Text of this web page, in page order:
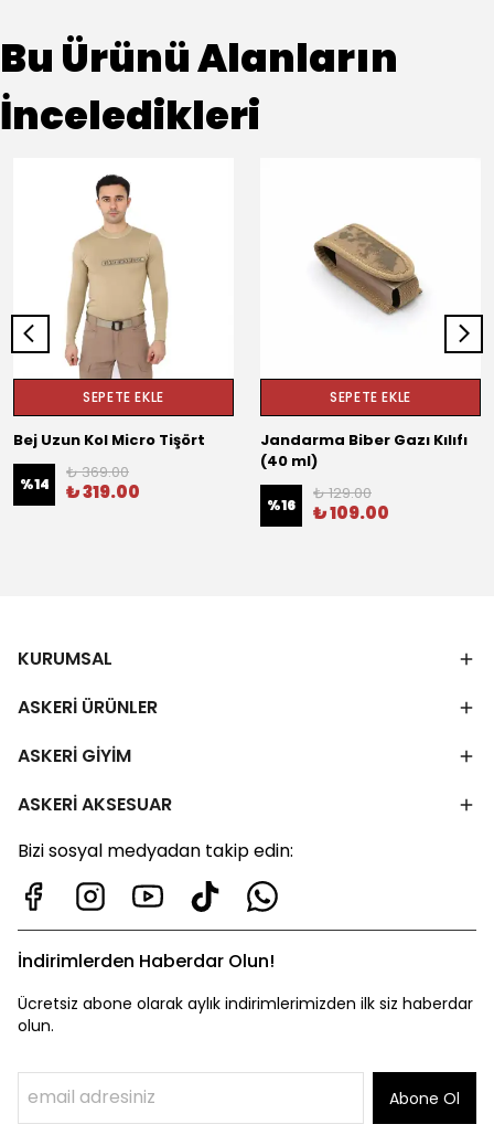
Bu Ürünü Alanların
İnceledikleri
SEPETE EKLE
Bej Uzun Kol Micro Tişört
%14
₺ 369.00
₺ 319.00
SEPETE EKLE
Jandarma Biber Gazı Kılıfı
(40 ml)
%16
₺ 129.00
₺ 109.00
KURUMSAL
ASKERİ ÜRÜNLER
ASKERİ GİYİM
ASKERİ AKSESUAR
Bizi sosyal medyadan takip edin:
İndirimlerden Haberdar Olun!
Ücretsiz abone olarak aylık indirimlerimizden ilk siz haberdar
olun.
Abone Ol